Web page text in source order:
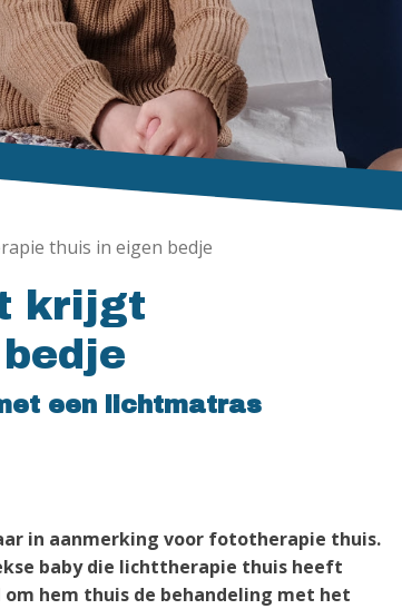
thuis in eigen bedje
krijgt
een lichtmatras
in aanmerking voor fototherapie thuis.
baby die lichttherapie thuis heeft
hem thuis de behandeling met het